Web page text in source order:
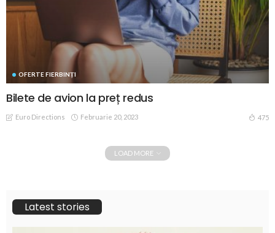
OFERTE FIERBINȚI
Bilete de avion la preț redus
Euro Directions Februarie 20, 2023 475
LOAD MORE
Latest stories